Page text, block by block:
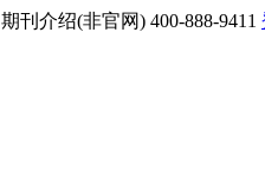
期刊介绍(非官网) 400-888-9411